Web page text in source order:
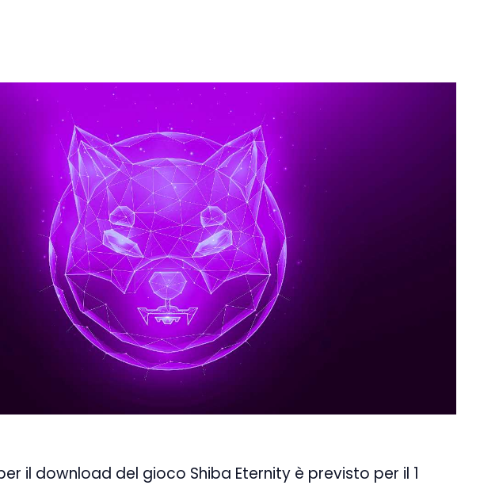
il download del gioco Shiba Eternity è previsto per il 1